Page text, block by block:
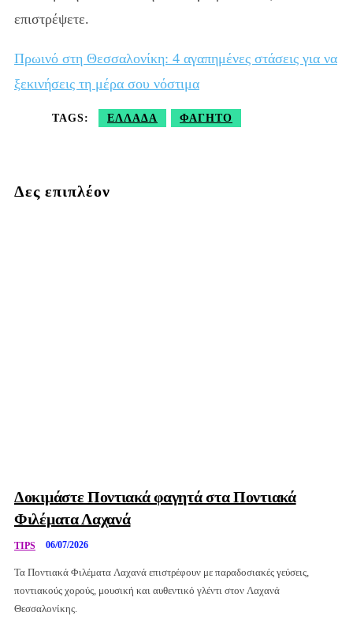
επιστρέψετε.
Πρωινό στη Θεσσαλονίκη: 4 αγαπημένες στάσεις για να
ξεκινήσεις τη μέρα σου νόστιμα
TAGS: ΕΛΛΆΔΑ ΦΑΓΗΤΌ
Δες επιπλέον
Δοκιμάστε Ποντιακά φαγητά στα Ποντιακά
Φιλέματα Λαχανά
TIPS 06/07/2026
Τα Ποντιακά Φιλέματα Λαχανά επιστρέφουν με παραδοσιακές γεύσεις,
ποντιακούς χορούς, μουσική και αυθεντικό γλέντι στον Λαχανά
Θεσσαλονίκης.